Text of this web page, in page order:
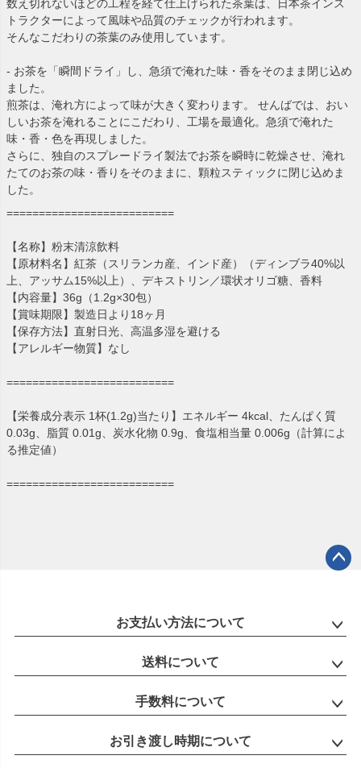
数え切れないほどの工程を経て仕上げられた茶葉は、日本茶インス
トラクターによって風味や品質のチェックが行われます。
そんなこだわりの茶葉のみ使用しています。
- お茶を「瞬間ドライ」し、急須で淹れた味・香をそのまま閉じ込め
ました。
煎茶は、淹れ方によって味が大きく変わります。 せんばでは、おい
しいお茶を淹れることにこだわり、工場を最適化。急須で淹れた
味・香・色を再現しました。
さらに、独自のスプレードライ製法でお茶を瞬時に乾燥させ、淹れ
たてのお茶の味・香りをそのままに、顆粒スティックに閉じ込めま
した。
==========================
【名称】粉末清涼飲料
【原材料名】紅茶（スリランカ産、インド産）（ディンブラ40%以
上、アッサム15%以上）、デキストリン／環状オリゴ糖、香料
【内容量】36g（1.2g×30包）
【賞味期限】製造日より18ヶ月
【保存方法】直射日光、高温多湿を避ける
【アレルギー物質】なし
==========================
【栄養成分表示 1杯(1.2g)当たり】エネルギー 4kcal、たんぱく質
0.03g、脂質 0.01g、炭水化物 0.9g、食塩相当量 0.006g（計算によ
る推定値）
==========================
へ
お支払い方法について
送料について
手数料について
お引き渡し時期について